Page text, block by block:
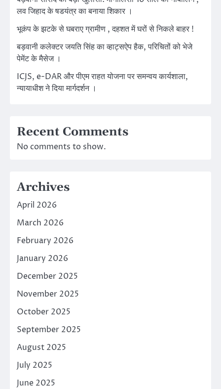
लव जिहाद के षडयंत्र का बनाया शिकार ।
भूकंप के झटके से घबराए ग्रामीण , दहशत में घरों से निकले बाहर !
बड़वानी कलेक्टर जयति सिंह का व्हाट्सऐप हैक, परिचितों को भेजे
पेमेंट के मैसेज ।
ICJS, e-DAR और पीएम राहत योजना पर समन्वय कार्यशाला,
न्यायाधीश ने दिया मार्गदर्शन ।
Recent Comments
No comments to show.
Archives
April 2026
March 2026
February 2026
January 2026
December 2025
November 2025
October 2025
September 2025
August 2025
July 2025
June 2025